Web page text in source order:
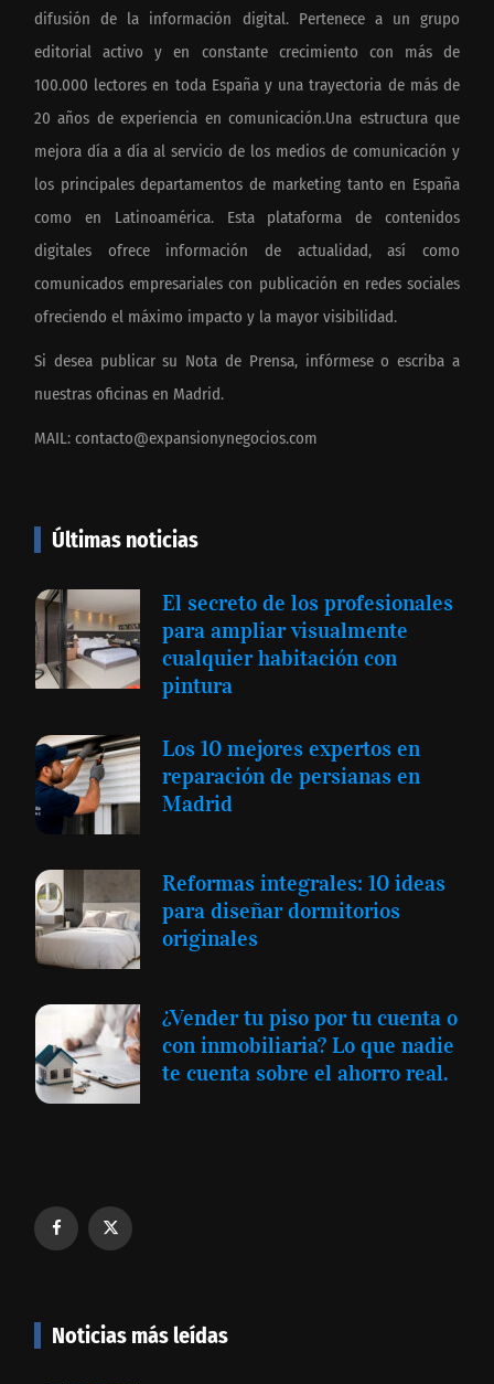
difusión de la información digital. Pertenece a un grupo
editorial activo y en constante crecimiento con más de
100.000 lectores en toda España y una trayectoria de más de
20 años de experiencia en comunicación.Una estructura que
mejora día a día al servicio de los medios de comunicación y
los principales departamentos de marketing tanto en España
como en Latinoamérica. Esta plataforma de contenidos
digitales ofrece información de actualidad, así como
comunicados empresariales con publicación en redes sociales
ofreciendo el máximo impacto y la mayor visibilidad.
Si desea publicar su Nota de Prensa, infórmese o escriba a
nuestras oficinas en Madrid.
MAIL: contacto@expansionynegocios.com
Últimas noticias
El secreto de los profesionales
para ampliar visualmente
cualquier habitación con
pintura
Los 10 mejores expertos en
reparación de persianas en
Madrid
Reformas integrales: 10 ideas
para diseñar dormitorios
originales
¿Vender tu piso por tu cuenta o
con inmobiliaria? Lo que nadie
te cuenta sobre el ahorro real.
Noticias más leídas